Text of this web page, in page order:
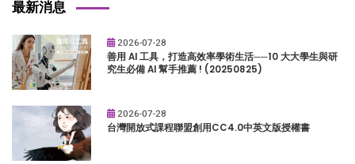
最新消息
2026-07-28
善用 AI 工具，打造高效率學術生活──10 大大學生與研
究生必備 AI 幫手推薦 ! (20250825)
2026-07-28
台灣開放式課程聯盟創用CC4.0中英文版授權書